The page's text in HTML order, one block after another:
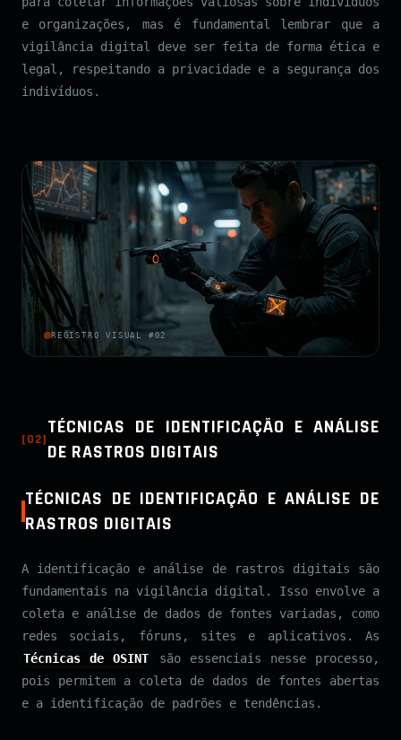
e organizações, mas é fundamental lembrar que a
vigilância digital deve ser feita de forma ética e
legal, respeitando a privacidade e a segurança dos
indivíduos.
REGISTRO VISUAL #02
[02]
TÉCNICAS DE IDENTIFICAÇÃO E ANÁLISE
DE RASTROS DIGITAIS
TÉCNICAS DE IDENTIFICAÇÃO E ANÁLISE DE
RASTROS DIGITAIS
A identificação e análise de rastros digitais são
fundamentais na vigilância digital. Isso envolve a
coleta e análise de dados de fontes variadas, como
redes sociais, fóruns, sites e aplicativos. As
Técnicas de OSINT
são essenciais nesse processo,
pois permitem a coleta de dados de fontes abertas
e a identificação de padrões e tendências.